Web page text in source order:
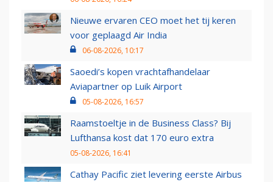
Nieuwe ervaren CEO moet het tij keren
voor geplaagd Air India
06-08-2026, 10:17
Saoedi’s kopen vrachtafhandelaar
Aviapartner op Luik Airport
05-08-2026, 16:57
Raamstoeltje in de Business Class? Bij
Lufthansa kost dat 170 euro extra
05-08-2026, 16:41
Cathay Pacific ziet levering eerste Airbus